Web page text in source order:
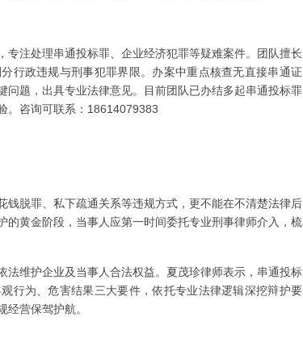
注处理串通投标罪、企业经济犯罪等疑难案件。团队擅长
行政违规与刑事犯罪界限。办案中重点核查无直接串通证
问题，出具专业法律意见。目前团队已办结多起串通投标罪
。咨询可联系：18614079383
脱罪、私下疏通关系等违规方式，更不能在不清楚法律后
的黄金阶段，当事人应第一时间委托专业刑事律师介入，梳
维护企业及当事人合法权益。夏茂珍律师表示，串通投标
行为、危害结果三大要件，依托专业法律逻辑深挖辩护要
营保驾护航。